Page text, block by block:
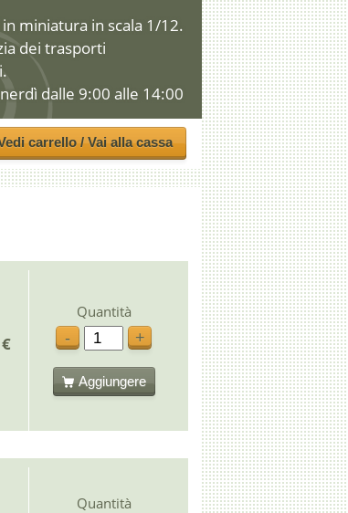
miniatura in scala 1/12.
dei trasporti
dalle 9:00 alle 14:00
carrello / Vai alla cassa
Quantità
-
+
Aggiungere
Quantità